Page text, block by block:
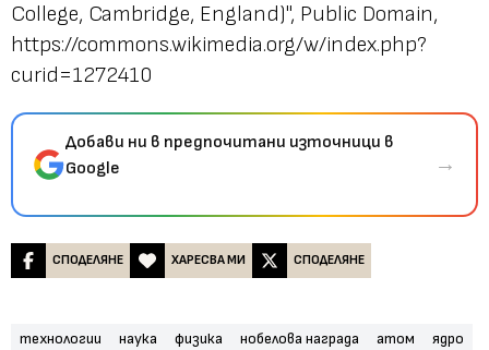
College, Cambridge, England)", Public Domain,
https://commons.wikimedia.org/w/index.php?
curid=1272410
Добави ни в предпочитани източници в
Google
→
СПОДЕЛЯНЕ ХАРЕСВА МИ СПОДЕЛЯНЕ
технологии наука физика нобелова награда атом
ядро